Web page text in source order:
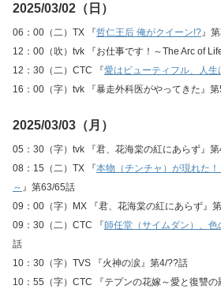
2025/03/02（日）
06：00（二）TX 『哲仁王后 俺がクイーン!?』
12：00（吹）tvk 『お仕事です！～The Arc of
12：30（二）CTC 『愛はビューティフル、人生
16：00（字）tvk 『暴走外科医がやってきた』
2025/03/03（月）
05：30（字）tvk 『君、花海棠の紅にあらず』
08：15（二）TX 『本物（チンチャ）が現れた
～ 』第63/65話
09：00（字）MX 『君、花海棠の紅にあらず』
09：30（二）CTC 『師任堂（サイムダン）、色
話
10：30（字）TVS 『火神の涙』第4/??話
10：55（字）CTC 『テプンの花嫁～愛と復讐